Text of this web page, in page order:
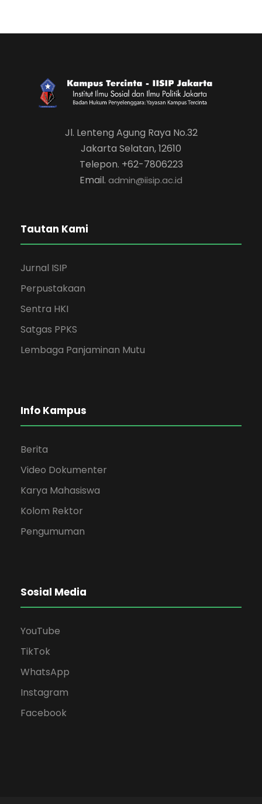
Jl. Lenteng Agung Raya No.32
Jakarta Selatan, 12610
Telepon. +62-7806223
Email. admin@iisip.ac.id
Tautan Kami
Jurnal ISIP
Perpustakaan
Sentra HKI
Satgas PPKS
Lembaga Panjaminan Mutu
Info Kampus
Berita
Video Dokumenter
Karya Mahasiswa
Kolom Rektor
Pengumuman
Sosial Media
YouTube
TikTok
WhatsApp
Instagram
Facebook